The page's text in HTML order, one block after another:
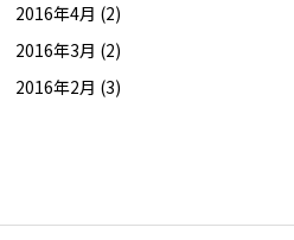
2016年4月 (2)
2016年3月 (2)
2016年2月 (3)